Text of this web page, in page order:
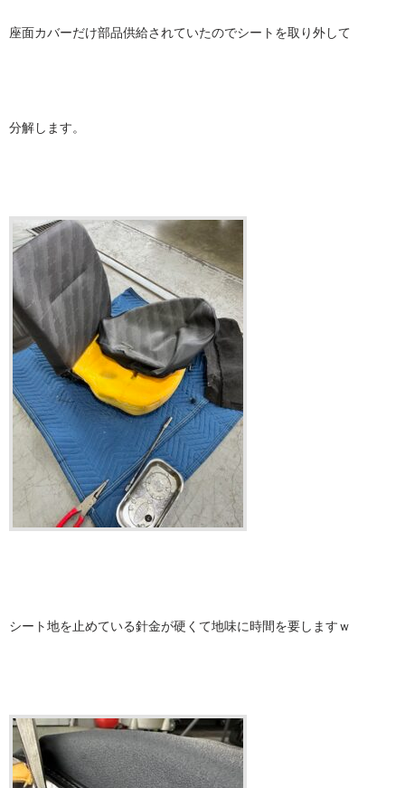
座面カバーだけ部品供給されていたのでシートを取り外して
分解します。
シート地を止めている針金が硬くて地味に時間を要しますｗ